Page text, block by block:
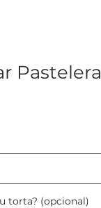
Pastelera
torta? (opcional)